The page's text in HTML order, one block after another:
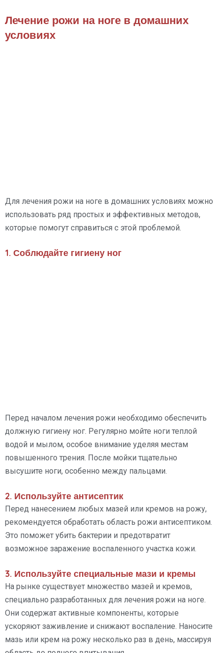
Лечение рожи на ноге в домашних
условиях
Для лечения рожи на ноге в домашних условиях можно
использовать ряд простых и эффективных методов,
которые помогут справиться с этой проблемой.
1. Соблюдайте гигиену ног
Перед началом лечения рожи необходимо обеспечить
должную гигиену ног. Регулярно мойте ноги теплой
водой и мылом, особое внимание уделяя местам
повышенного трения. После мойки тщательно
высушите ноги, особенно между пальцами.
2. Используйте антисептик
Перед нанесением любых мазей или кремов на рожу,
рекомендуется обработать область рожи антисептиком.
Это поможет убить бактерии и предотвратит
возможное заражение воспаленного участка кожи.
3. Используйте специальные мази и кремы
На рынке существует множество мазей и кремов,
специально разработанных для лечения рожи на ноге.
Они содержат активные компоненты, которые
ускоряют заживление и снижают воспаление. Наносите
мазь или крем на рожу несколько раз в день, массируя